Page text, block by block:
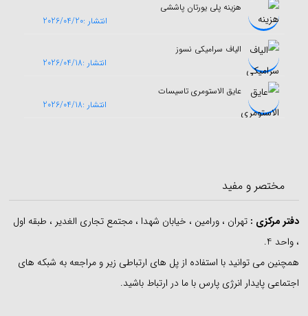
هزینه پلی یورتان پاششی
انتشار :2026/04/20
الیاف سرامیکی نسوز
انتشار :2026/04/18
عایق الاستومری تاسیسات
انتشار :2026/04/18
مختصر و مفید
دفتر مرکزی : تهران ، ورامین ، خیابان شهدا ، مجتمع تجاری الغدیر ، طبقه اول
، واحد 4.
همچنین می توانید با استفاده از پل های ارتباطی زیر و مراجعه به شبکه های
اجتماعی پایدار انرژی پارس با ما در ارتباط باشید.